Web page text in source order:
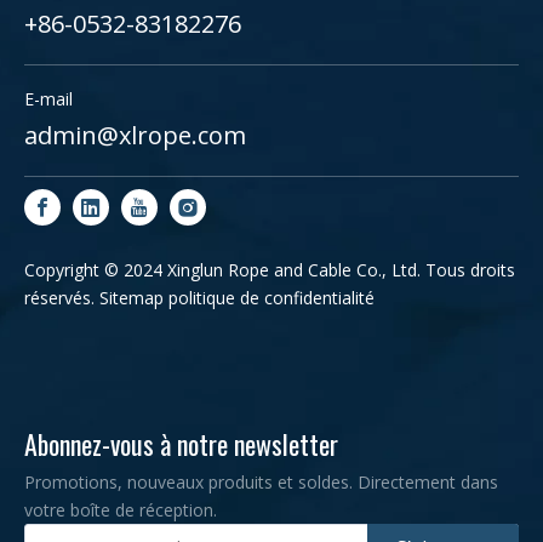
+86-0532-83182276
E-mail
admin@xlrope.com
Copyright © 2024 Xinglun Rope and Cable Co., Ltd. Tous droits
réservés. Sitemap politique de confidentialité
Abonnez-vous à notre newsletter
Promotions, nouveaux produits et soldes. Directement dans
votre boîte de réception.